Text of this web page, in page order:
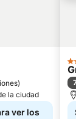
)
la ciudad
ver los
3